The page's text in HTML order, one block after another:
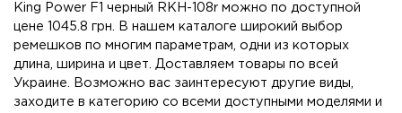
King Power F1 черный RKH-108r можно по доступной
цене 1045.8 грн. В нашем каталоге широкий выбор
ремешков по многим параметрам, одни из которых
длина, ширина и цвет. Доставляем товары по всей
Украине. Возможно вас заинтересуют другие виды,
заходите в категорию со всеми доступными моделями и